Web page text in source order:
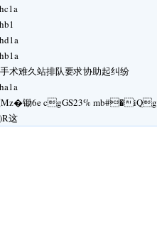
术难久站排队要求协助起纠纷
锄6e cgGS23% mb#�iQg
这